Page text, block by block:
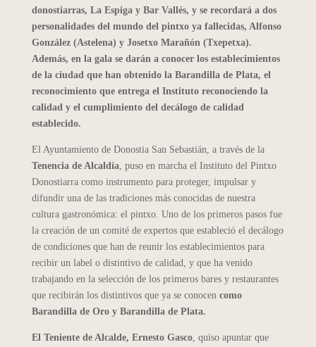
donostiarras, La Espiga y Bar Vallés, y se recordará a dos
personalidades del mundo del pintxo ya fallecidas, Alfonso
González (Astelena) y Josetxo Marañón (Txepetxa).
Además, en la gala se darán a conocer los establecimientos
de la ciudad que han obtenido la Barandilla de Plata, el
reconocimiento que entrega el Instituto reconociendo la
calidad y el cumplimiento del decálogo de calidad
establecido.
El Ayuntamiento de Donostia San Sebastián, a través de la
Tenencia de Alcaldía , puso en marcha el Instituto del Pintxo
Donostiarra como instrumento para proteger, impulsar y
difundir una de las tradiciones más conocidas de nuestra
cultura gastronómica: el pintxo. Uno de los primeros pasos fue
la creación de un comité de expertos que estableció el decálogo
de condiciones que han de reunir los establecimientos para
recibir un label o distintivo de calidad, y que ha venido
trabajando en la selección de los primeros bares y restaurantes
que recibirán los distintivos que ya se conocen como
Barandilla de Oro y Barandilla de Plata.
El Teniente de Alcalde, Ernesto Gasco, quiso apuntar que